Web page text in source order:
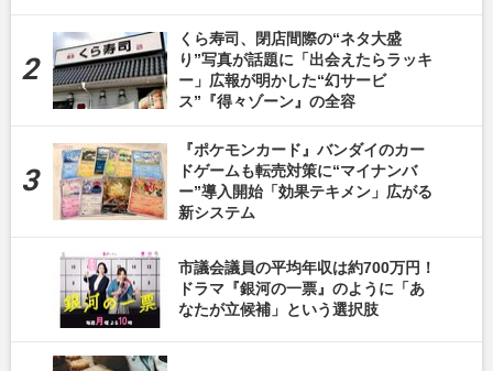
くら寿司、閉店間際の“ネタ大盛
り”写真が話題に「出会えたらラッキ
ー」広報が明かした“幻サービ
ス”『得々ゾーン』の全容
『ポケモンカード』バンダイのカー
ドゲームも転売対策に“マイナンバ
ー”導入開始「効果テキメン」広がる
新システム
市議会議員の平均年収は約700万円！
ドラマ『銀河の一票』のように「あ
なたが立候補」という選択肢